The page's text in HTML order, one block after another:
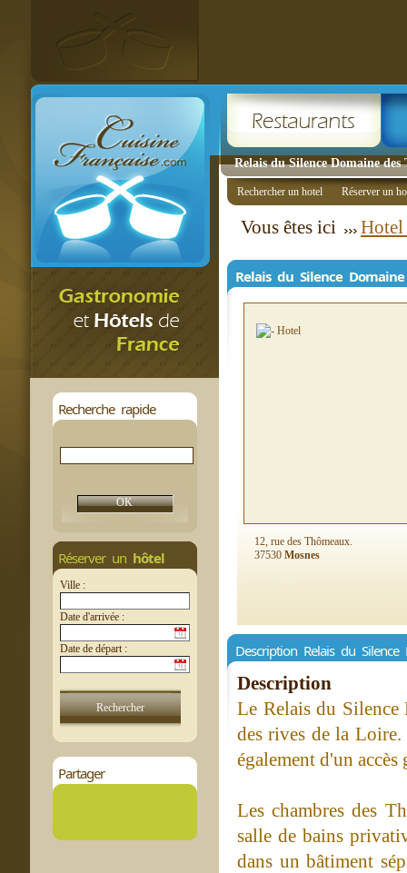
Relais du Silence Domaine
Recherche rapide
Réserver un hôtel
Ville :
Date d'arrivée :
Date de départ :
Partager
Rechercher un hotel Réserver un
Vous êtes ici Hotel
Relais du Silence
12, rue des Thômeaux.
37530 Mosnes
Description Relais du
Description
Le Relais du Silence
des rives de la
également d'un
Les chambres des
salle de bains
dans un bâtiment